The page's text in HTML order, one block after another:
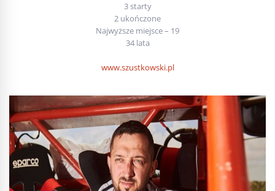
3 starty
2 ukończone
Najwyższe miejsce – 19
34 lata
www.szustkowski.pl